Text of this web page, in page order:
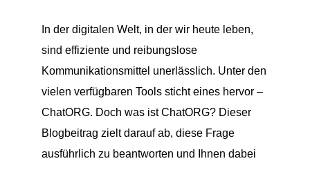
In der digitalen Welt, in der wir heute leben,
sind effiziente und reibungslose
Kommunikationsmittel unerlässlich. Unter den
vielen verfügbaren Tools sticht eines hervor –
ChatORG. Doch was ist ChatORG? Dieser
Blogbeitrag zielt darauf ab, diese Frage
ausführlich zu beantworten und Ihnen dabei